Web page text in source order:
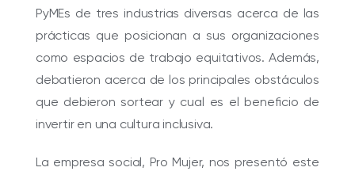
PyMEs de tres industrias diversas acerca de las
prácticas que posicionan a sus organizaciones
como espacios de trabajo equitativos. Además,
debatieron acerca de los principales obstáculos
que debieron sortear y cual es el beneficio de
invertir en una cultura inclusiva.
La empresa social, Pro Mujer, nos presentó este